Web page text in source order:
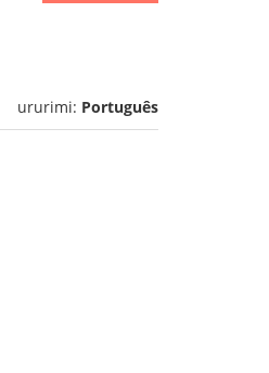
ururimi: Português